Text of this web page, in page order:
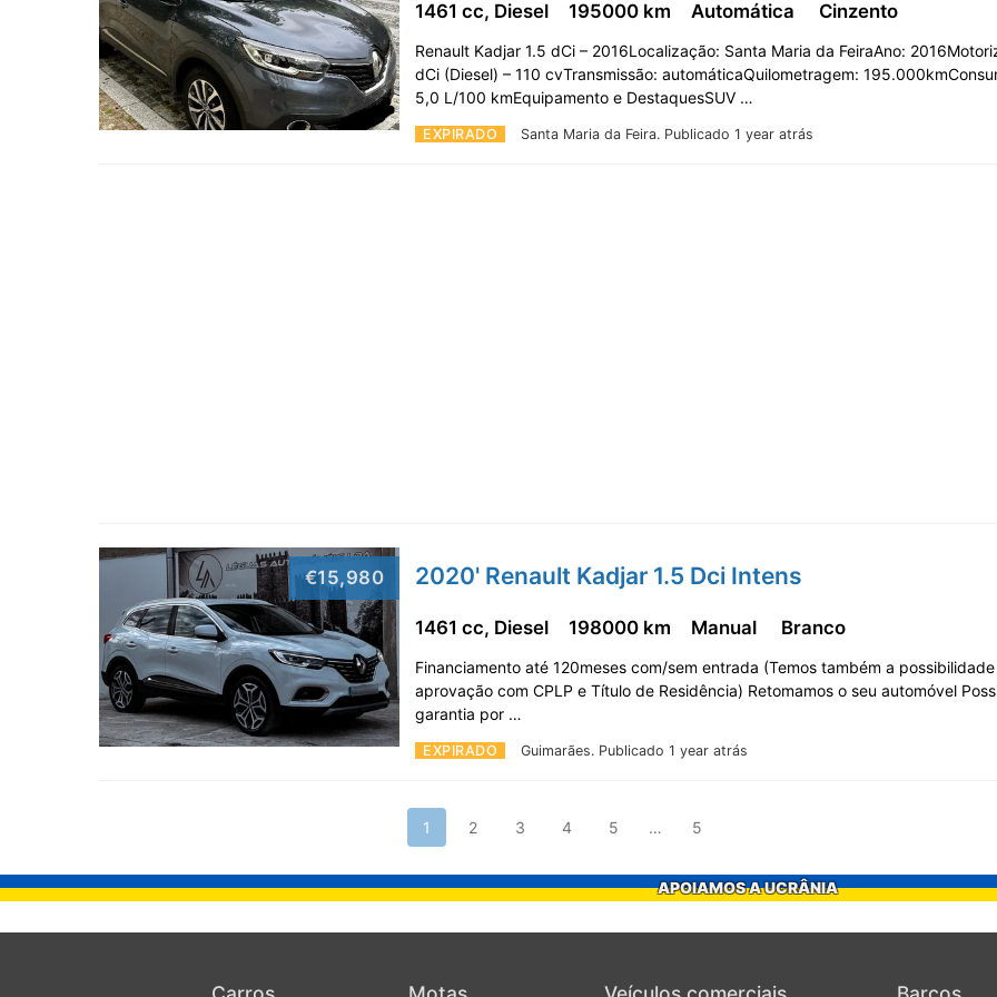
EXPIRADO Santa Maria da Feira. Publicado 1 year atrás
1461 cc, Diesel 195000 km Automática Cinzento
Renault Kadjar 1.5 dCi – 2016Localização: Santa Maria da FeiraAno:
dCi (Diesel) – 110 cvTransmissão: automáticaQuilometragem:
5,0 L/100 kmEquipamento e DestaquesSUV …
€15,980 2020' Renault Kadjar 1.5 Dci Intens
EXPIRADO Guimarães. Publicado 1 year atrás
1461 cc, Diesel 198000 km Manual Branco
Financiamento até 120meses com/sem entrada (Temos também a
aprovação com CPLP e Título de Residência) Retomamos o seu automóvel
garantia por …
1 2 3 4 5 … 5
APOIAMOS A UCRÂNIA